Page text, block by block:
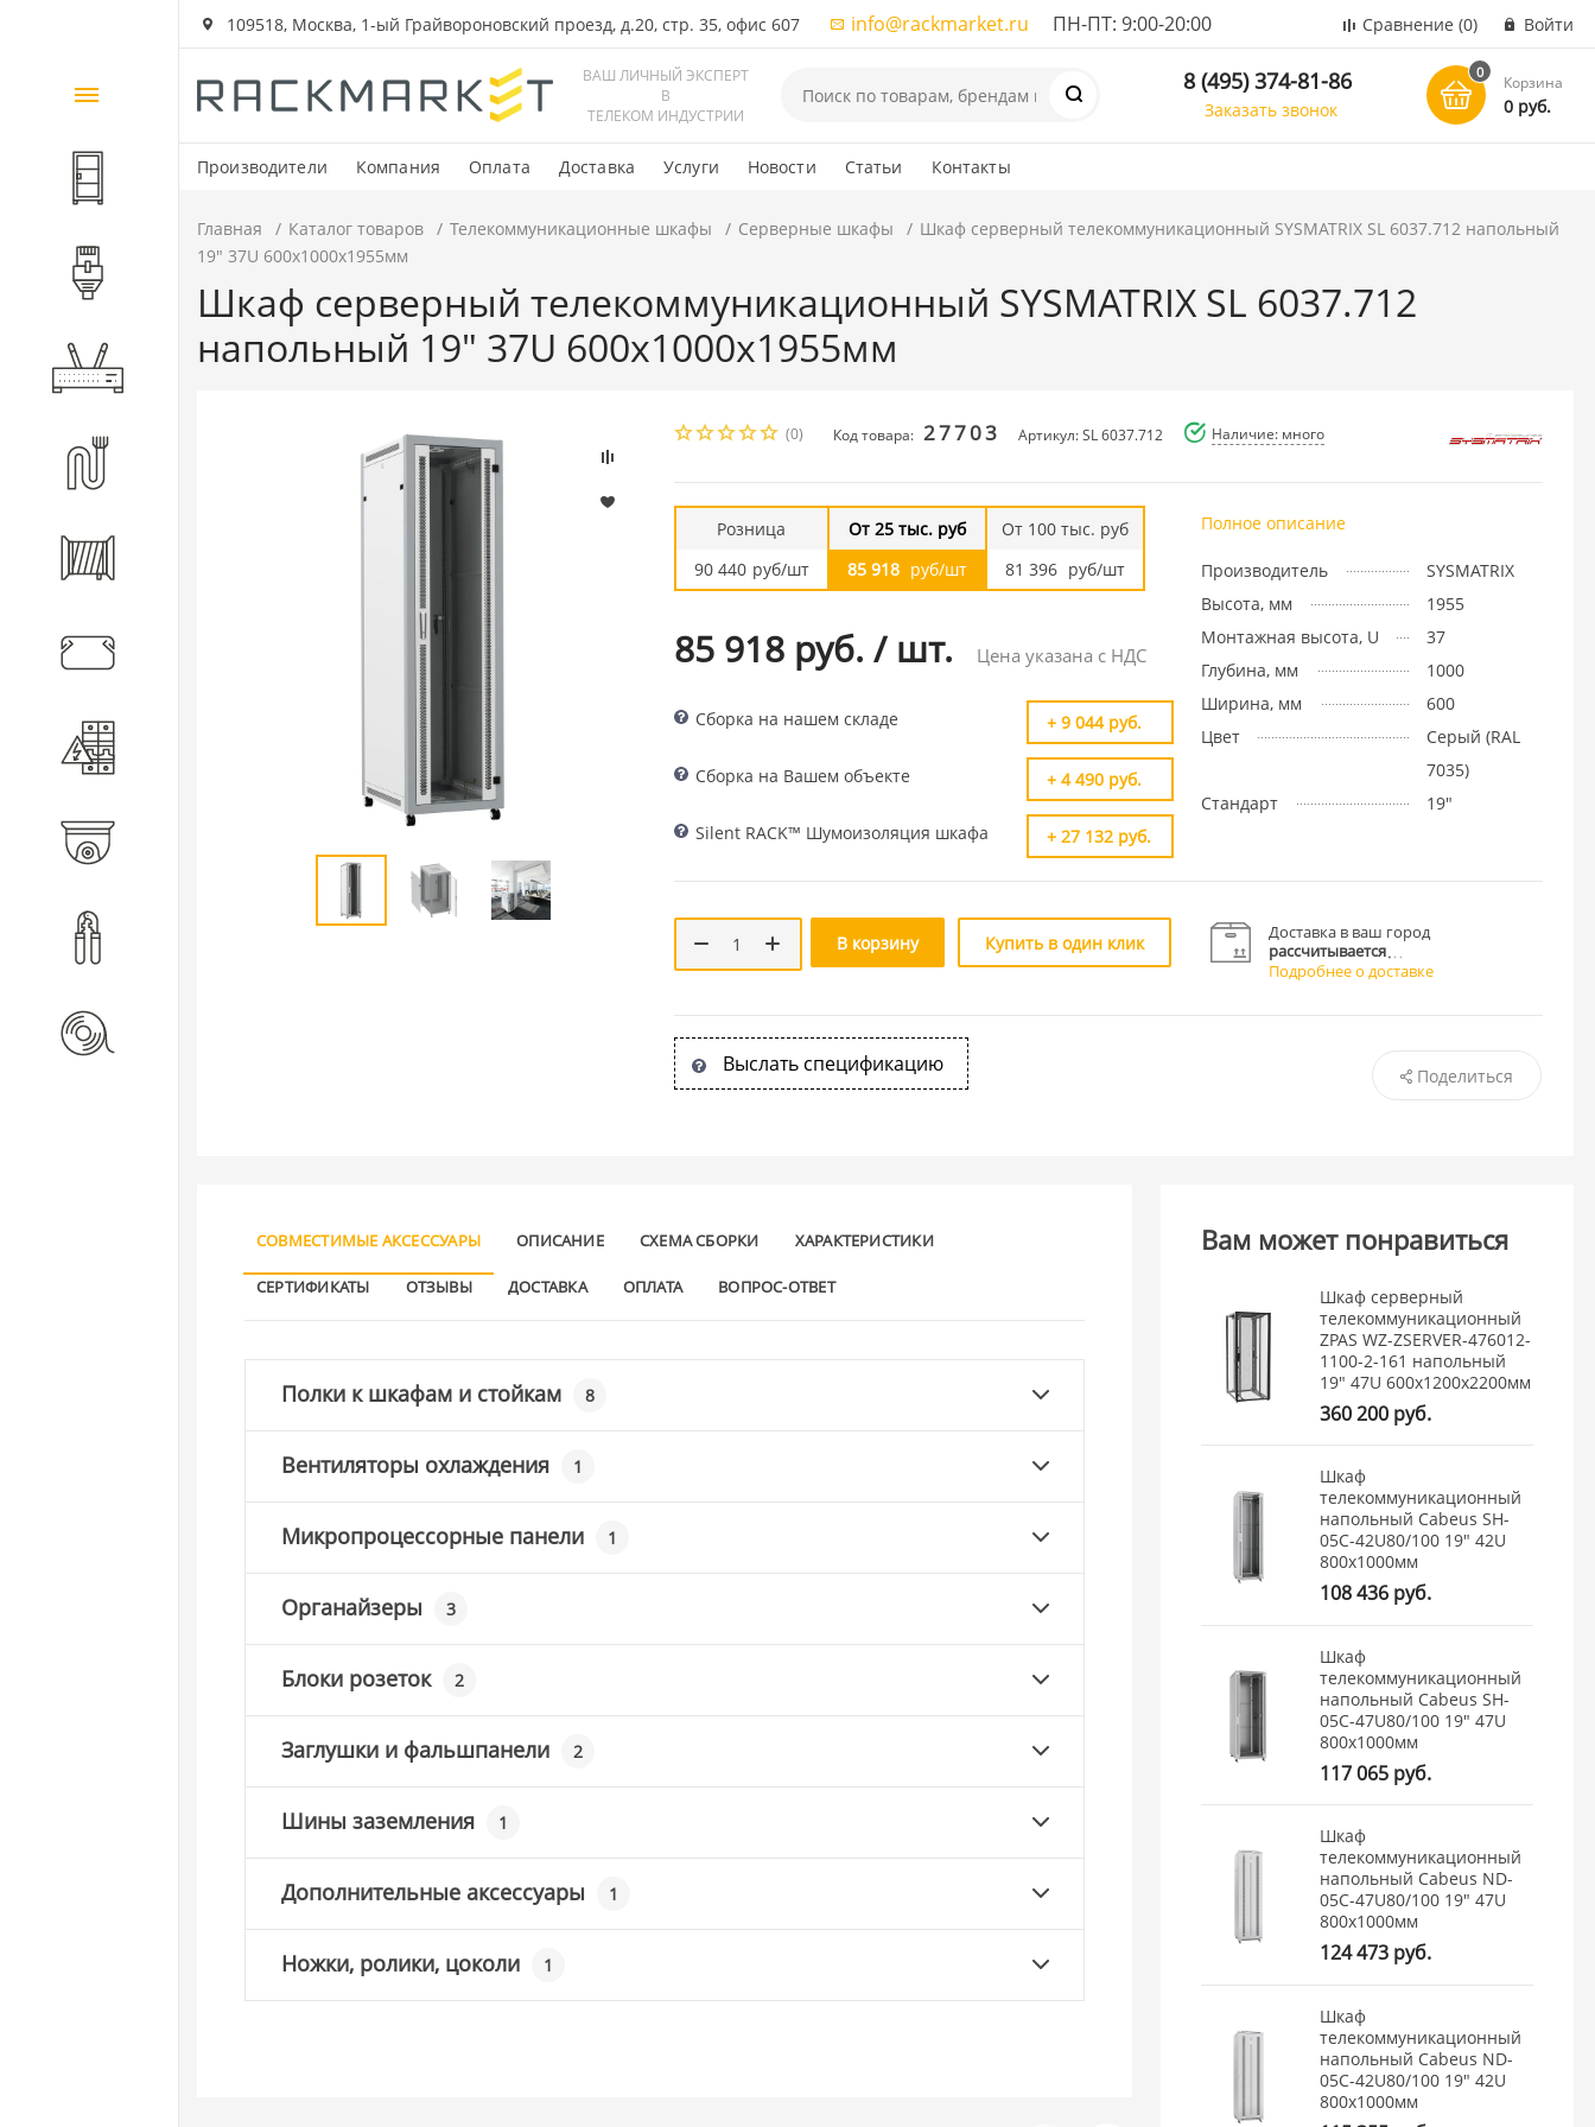
109518, Москва, 1-ый Грайвороновский проезд, д.20, стр. 35, офис 607 info@rackmarket.ru ПН-ПТ: 9:00-20:00 Сравнение (0) Войти
ВАШ ЛИЧНЫЙ ЭКСПЕРТ
В
ТЕЛЕКОМ ИНДУСТРИИ
8 (495) 374-81-86
Заказать звонок
0
Корзина
0 руб.
Производители Компания Оплата Доставка Услуги Новости Статьи Контакты
Каталог
товаров
Шкафы и стойки
Активное оборудование
Главная Каталог товаров Телекоммуникационные шкафы Серверные шкафы
Шкаф серверный телекоммуникационный SYSMATRIX SL 6037.712 напольный
19" 37U 600x1000x1955мм
Шкаф серверный телекоммуникационный SYSMATRIX SL 6037.712
напольный 19" 37U 600x1000x1955мм
(0) Код товара: 27703 Артикул: SL 6037.712 Наличие: много
Розница
90 440 руб/шт
От 25 тыс. руб
85 918 руб/шт
От 100 тыс. руб
81 396 руб/шт
85 918 руб. / шт. Цена указана с НДС
Сборка на нашем складе + 9 044 руб.
Сборка на Вашем объекте + 4 490 руб.
Silent RACK™ Шумоизоляция шкафа + 27 132 руб.
Полное описание
Производитель
SYSMATRIX
Высота, мм
1955
Монтажная высота, U
37
Глубина, мм
1000
Ширина, мм
600
Цвет
Cерый (RAL
7035)
Стандарт
19"
В корзину Купить в один клик
Доставка в ваш город
рассчитывается
Подробнее о доставке
Выслать спецификацию Поделиться
СОВМЕСТИМЫЕ АКСЕССУАРЫ ОПИСАНИЕ СХЕМА СБОРКИ ХАРАКТЕРИСТИКИ
СЕРТИФИКАТЫ ОТЗЫВЫ ДОСТАВКА ОПЛАТА ВОПРОС-ОТВЕТ
Полки к шкафам и стойкам 8
Вентиляторы охлаждения 1
Микропроцессорные панели 1
Органайзеры 3
Блоки розеток 2
Заглушки и фальшпанели 2
Шины заземления 1
Дополнительные аксессуары 1
Ножки, ролики, цоколи 1
Вам может понравиться
Шкаф серверный
телекоммуникационный
ZPAS WZ-ZSERVER-476012-
1100-2-161 напольный
19" 47U 600x1200x2200мм
360 200 руб.
Шкаф
телекоммуникационный
напольный Cabeus SH-
05C-42U80/100 19" 42U
800x1000мм
108 436 руб.
Шкаф
телекоммуникационный
напольный Cabeus SH-
05C-47U80/100 19" 47U
800x1000мм
117 065 руб.
Шкаф
телекоммуникационный
напольный Cabeus ND-
05C-47U80/100 19" 47U
800x1000мм
124 473 руб.
Шкаф
телекоммуникационный
напольный Cabeus ND-
05C-42U80/100 19" 42U
800x1000мм